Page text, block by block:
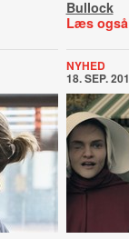
Bullock
Læs
NYHED
18. SEP.